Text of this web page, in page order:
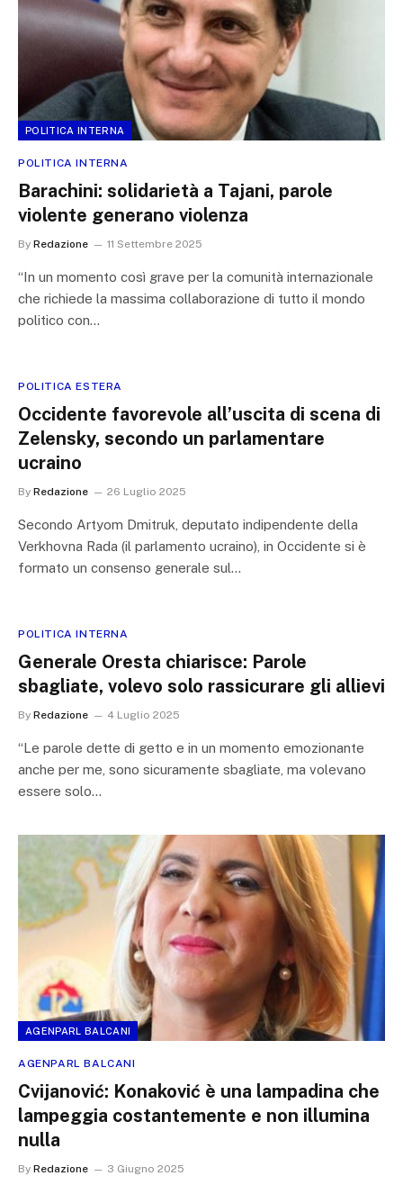
POLITICA INTERNA
POLITICA INTERNA
Barachini: solidarietà a Tajani, parole
violente generano violenza
By Redazione 11 Settembre 2025
“In un momento così grave per la comunità internazionale
che richiede la massima collaborazione di tutto il mondo
politico con…
POLITICA ESTERA
Occidente favorevole all’uscita di scena di
Zelensky, secondo un parlamentare
ucraino
By Redazione 26 Luglio 2025
Secondo Artyom Dmitruk, deputato indipendente della
Verkhovna Rada (il parlamento ucraino), in Occidente si è
formato un consenso generale sul…
POLITICA INTERNA
Generale Oresta chiarisce: Parole
sbagliate, volevo solo rassicurare gli allievi
By Redazione 4 Luglio 2025
“Le parole dette di getto e in un momento emozionante
anche per me, sono sicuramente sbagliate, ma volevano
essere solo…
AGENPARL BALCANI
AGENPARL BALCANI
Cvijanović: Konaković è una lampadina che
lampeggia costantemente e non illumina
nulla
By Redazione 3 Giugno 2025